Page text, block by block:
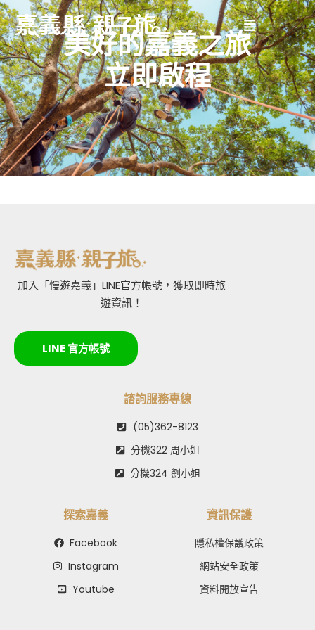
美好的嘉義之旅
立即啟程
加入「慢遊嘉義」LINE官方帳號，獲取即時旅
遊資訊！
LINE 官方帳號
諮詢服務專線
(05)362-8123
分機322 周小姐
分機324 劉小姐
探索嘉義
Facebook
Instagram
Youtube
資訊保護
隱私權保護政策
網站安全政策
資料開放宣告